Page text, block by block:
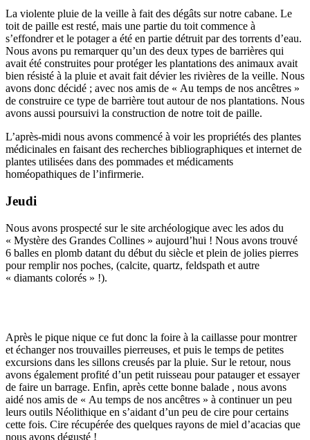
La violente pluie de la veille à fait des dégâts sur notre cabane. Le
toit de paille est resté, mais une partie du toit commence à
s’effondrer et le potager a été en partie détruit par des torrents d’eau.
Nous avons pu remarquer qu’un des deux types de barrières qui
avait été construites pour protéger les plantations des animaux avait
bien résisté à la pluie et avait fait dévier les rivières de la veille. Nous
avons donc décidé ; avec nos amis de « Au temps de nos ancêtres »
de construire ce type de barrière tout autour de nos plantations. Nous
avons aussi poursuivi la construction de notre toit de paille.
L’après-midi nous avons commencé à voir les propriétés des plantes
médicinales en faisant des recherches bibliographiques et internet de
plantes utilisées dans des pommades et médicaments
homéopathiques de l’infirmerie.
Jeudi
Nous avons prospecté sur le site archéologique avec les ados du
« Mystère des Grandes Collines » aujourd’hui ! Nous avons trouvé
6 balles en plomb datant du début du siècle et plein de jolies pierres
pour remplir nos poches, (calcite, quartz, feldspath et autre
« diamants colorés » !).
Après le pique nique ce fut donc la foire à la caillasse pour montrer
et échanger nos trouvailles pierreuses, et puis le temps de petites
excursions dans les sillons creusés par la pluie. Sur le retour, nous
avons également profité d’un petit ruisseau pour patauger et essayer
de faire un barrage. Enfin, après cette bonne balade , nous avons
aidé nos amis de « Au temps de nos ancêtres » à continuer un peu
leurs outils Néolithique en s’aidant d’un peu de cire pour certains
cette fois. Cire récupérée des quelques rayons de miel d’acacias que
nous avons dégusté !